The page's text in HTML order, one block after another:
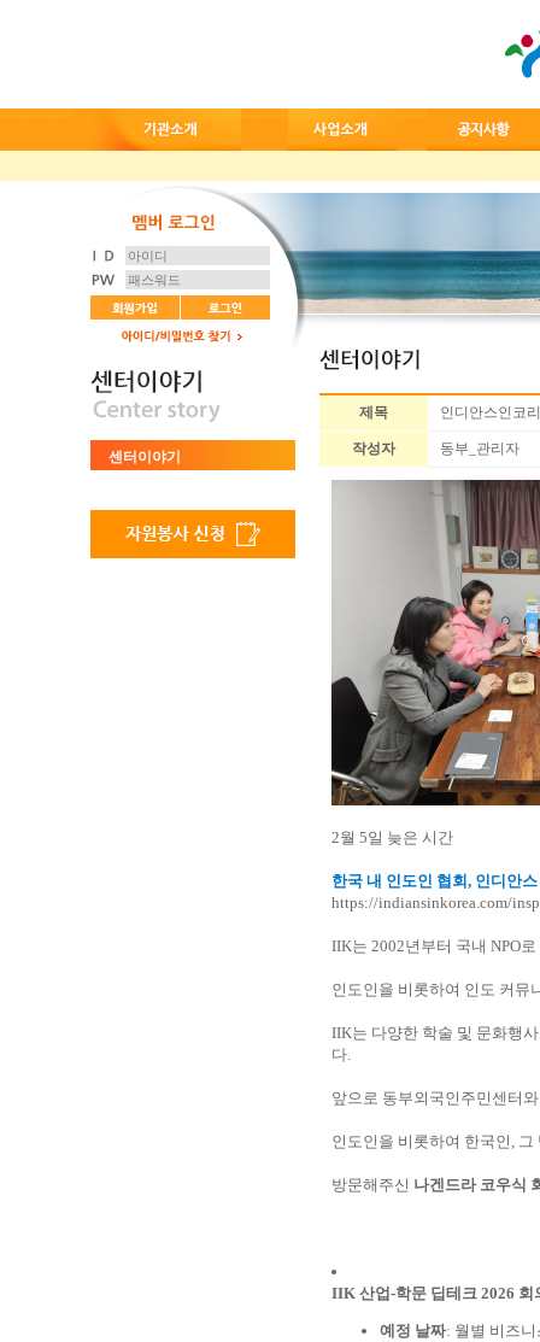
센터이야기
제목 인디안스인코
작성자 동부_관리자
2월 5일 늦은 시간
한국 내 인도인 협회, 인디안
https://indiansinkorea.com/
IIK는 2002년부터 국내 NPO
인도인을 비롯하여 인도 커뮤
IIK는 다양한 학술 및 문화행
다.
앞으로 동부외국인주민센터
인도인을 비롯하여 한국인,
방문해주신 나겐드라 코우식
IIK 산업-학문 딥테크 2026 회
예정 날짜: 월별 비즈